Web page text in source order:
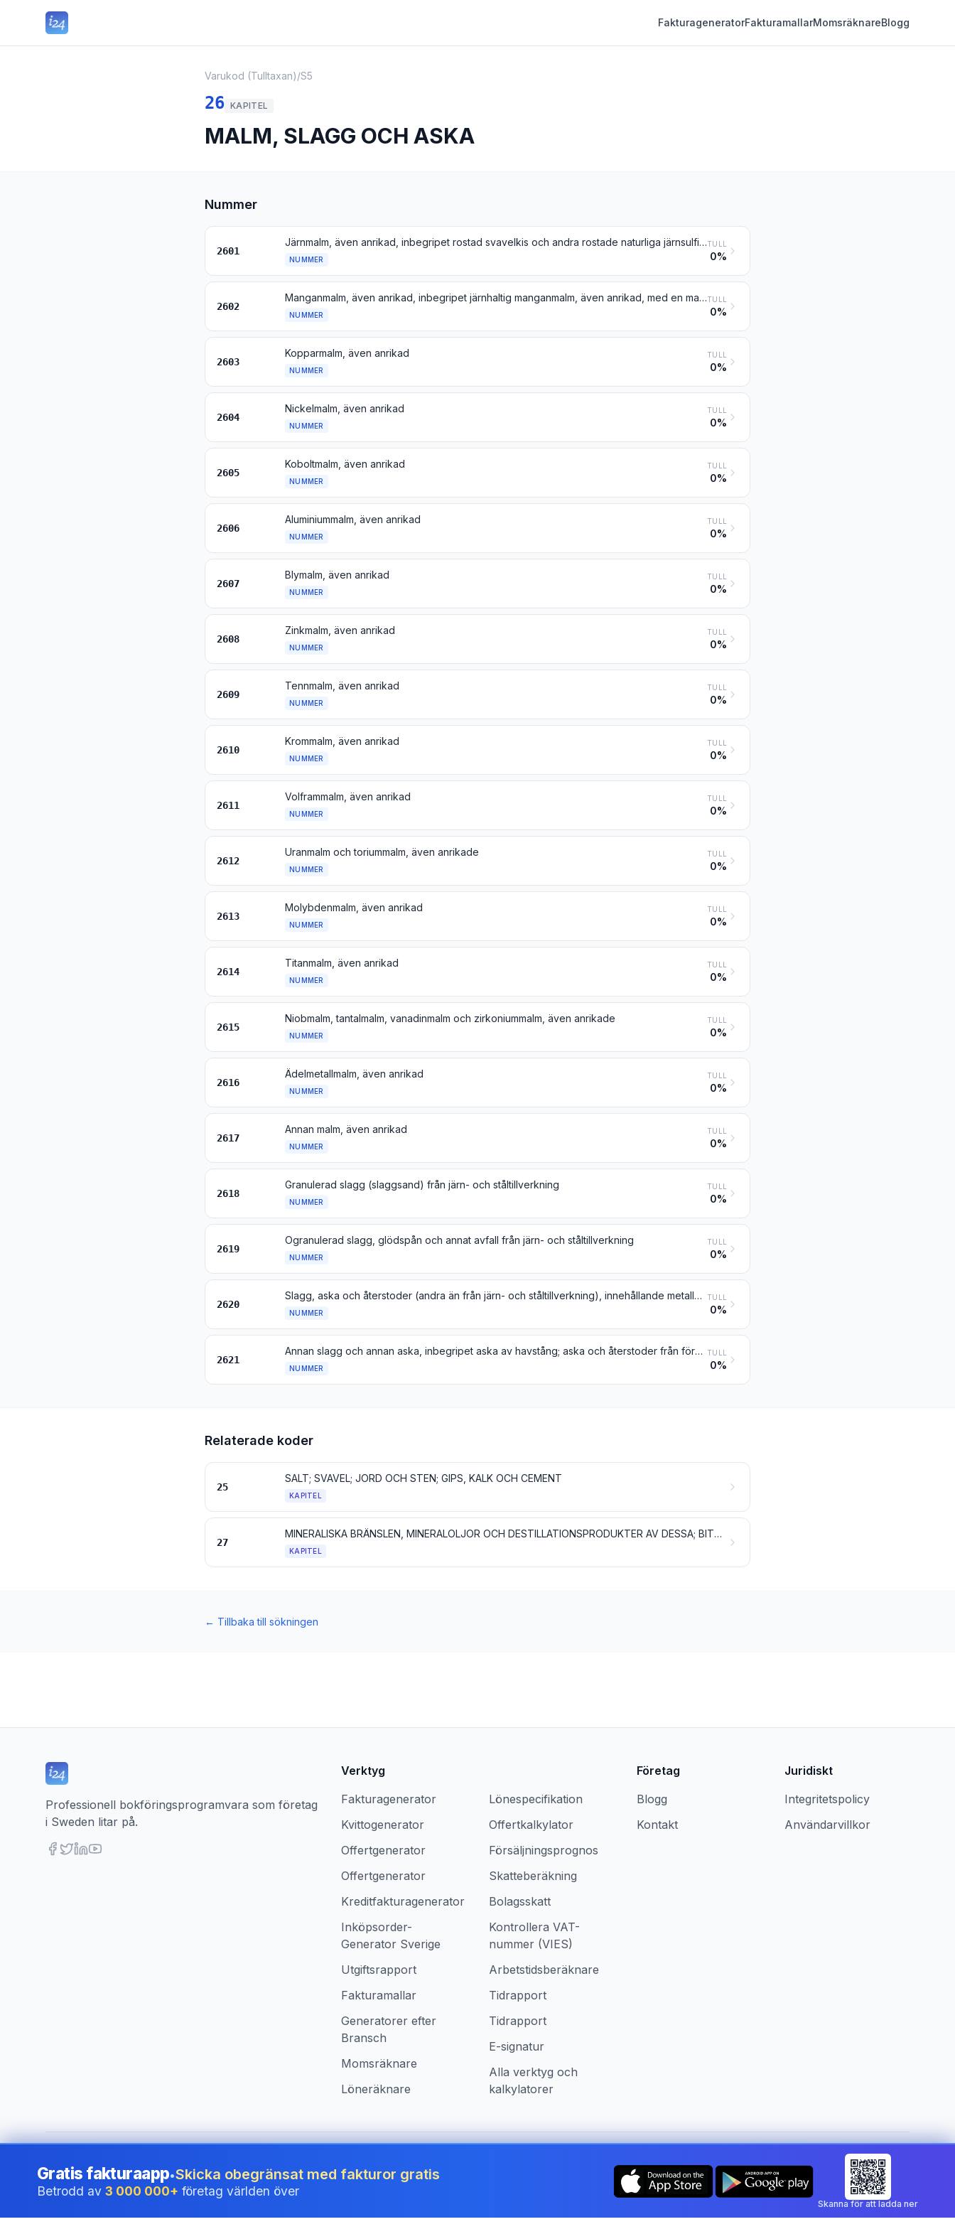
FakturageneratorFakturamallarMomsräknareBlogg
Varukod (Tulltaxan)/S5
26 KAPITEL
MALM, SLAGG OCH ASKA
Nummer
2601
Järnmalm, även anrikad, inbegripet rostad svavelkis och andra rostade naturliga järnsulfider
NUMMER
TULL
0%
2602
Manganmalm, även anrikad, inbegripet järnhaltig manganmalm, även anrikad, med en manganhalt av minst 20 viktprocent, beräknat på torrsubstansen
NUMMER
TULL
0%
2603
Kopparmalm, även anrikad
NUMMER
TULL
0%
2604
Nickelmalm, även anrikad
NUMMER
TULL
0%
2605
Koboltmalm, även anrikad
NUMMER
TULL
0%
2606
Aluminiummalm, även anrikad
NUMMER
TULL
0%
2607
Blymalm, även anrikad
NUMMER
TULL
0%
2608
Zinkmalm, även anrikad
NUMMER
TULL
0%
2609
Tennmalm, även anrikad
NUMMER
TULL
0%
2610
Krommalm, även anrikad
NUMMER
TULL
0%
2611
Volframmalm, även anrikad
NUMMER
TULL
0%
2612
Uranmalm och toriummalm, även anrikade
NUMMER
TULL
0%
2613
Molybdenmalm, även anrikad
NUMMER
TULL
0%
2614
Titanmalm, även anrikad
NUMMER
TULL
0%
2615
Niobmalm, tantalmalm, vanadinmalm och zirkoniummalm, även anrikade
NUMMER
TULL
0%
2616
Ädelmetallmalm, även anrikad
NUMMER
TULL
0%
2617
Annan malm, även anrikad
NUMMER
TULL
0%
2618
Granulerad slagg (slaggsand) från järn- och ståltillverkning
NUMMER
TULL
0%
2619
Ogranulerad slagg, glödspån och annat avfall från järn- och ståltillverkning
NUMMER
TULL
0%
2620
Slagg, aska och återstoder (andra än från järn- och ståltillverkning), innehållande metaller, arsenik eller deras föreningar
NUMMER
TULL
0%
2621
Annan slagg och annan aska, inbegripet aska av havstång; aska och återstoder från förbränning av kommunalt avfall
NUMMER
TULL
0%
Relaterade koder
25
SALT; SVAVEL; JORD OCH STEN; GIPS, KALK OCH CEMENT
KAPITEL
27
MINERALISKA BRÄNSLEN, MINERALOLJOR OCH DESTILLATIONSPRODUKTER AV DESSA; BITUMINÖSA ÄMNEN; MINERALVAXER
KAPITEL
← Tillbaka till sökningen
Professionell bokföringsprogramvara som företag
i Sweden litar på.
Verktyg
Fakturagenerator
Kvittogenerator
Offertgenerator
Offertgenerator
Kreditfakturagenerator
Inköpsorder-
Generator Sverige
Utgiftsrapport
Fakturamallar
Generatorer efter
Bransch
Momsräknare
Löneräknare
Lönespecifikation
Offertkalkylator
Försäljningsprognos
Skatteberäkning
Bolagsskatt
Kontrollera VAT-
nummer (VIES)
Arbetstidsberäknare
Tidrapport
Tidrapport
E-signatur
Alla verktyg och
kalkylatorer
Företag
Blogg
Kontakt
Juridiskt
Integritetspolicy
Användarvillkor
©2026i24 Limited. All rights reserved. • För företag i Sweden Byt land: Sweden
Gratis fakturaapp•Skicka obegränsat med fakturor gratis
Betrodd av 3 000 000+ företag världen över
Skanna för att ladda ner